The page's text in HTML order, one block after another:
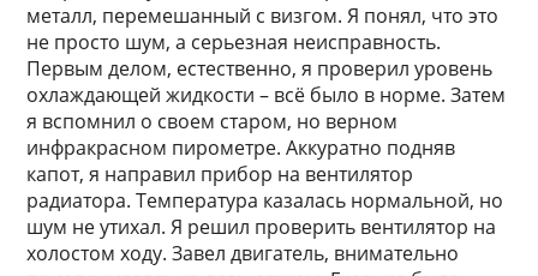
металл, перемешанный с визгом. Я понял, что это
не просто шум, а серьезная неисправность.
Первым делом, естественно, я проверил уровень
охлаждающей жидкости – всё было в норме. Затем
я вспомнил о своем старом, но верном
инфракрасном пирометре. Аккуратно подняв
капот, я направил прибор на вентилятор
радиатора. Температура казалась нормальной, но
шум не утихал. Я решил проверить вентилятор на
холостом ходу. Завел двигатель, внимательно